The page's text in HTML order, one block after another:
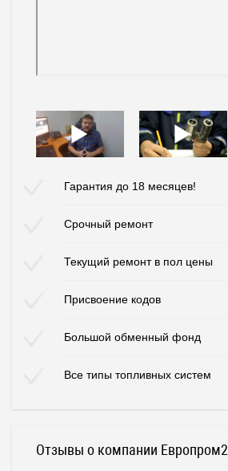
Гарантия до 18 месяцев!
Срочный ремонт
Текущий ремонт в пол цены
Присвоение кодов
Большой обменный фонд
Все типы топливных систем
Отзывы о компании Европром2